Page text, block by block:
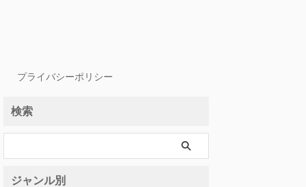
プライバシーポリシー
検索
ジャンル別